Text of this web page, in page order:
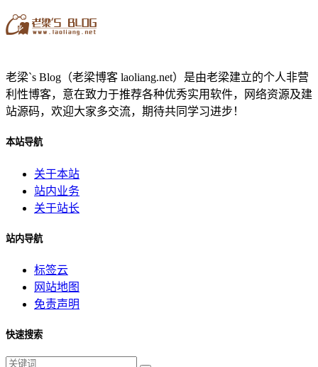
老梁`s Blog（老梁博客 laoliang.net）是由老梁建立的个人非营
利性博客，意在致力于推荐各种优秀实用软件，网络资源及建
站源码，欢迎大家多交流，期待共同学习进步！
本站导航
关于本站
站内业务
关于站长
站内导航
标签云
网站地图
免责声明
快速搜索